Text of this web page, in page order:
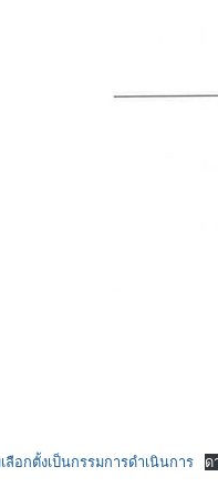
อกตั้งเป็นกรรมการดำเนินการ
ด